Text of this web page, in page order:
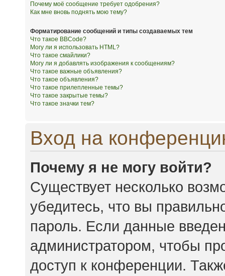
Почему моё сообщение требует одобрения?
Как мне вновь поднять мою тему?
Форматирование сообщений и типы создаваемых тем
Что такое BBCode?
Могу ли я использовать HTML?
Что такое смайлики?
Могу ли я добавлять изображения к сообщениям?
Что такое важные объявления?
Что такое объявления?
Что такое прилепленные темы?
Что такое закрытые темы?
Что такое значки тем?
Вход на
Почему я не могу войти?
Существует несколько
убедитесь, что вы
пароль. Если данные
администратором, чтобы
доступ к конференции.